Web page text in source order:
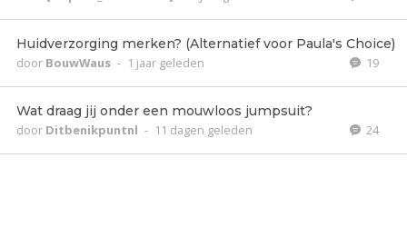
Huidverzorging merken? (Alternatief voor Paula's Choice)
door BouwWaus - 1 jaar geleden 19
Wat draag jij onder een mouwloos jumpsuit?
door Ditbenikpuntnl - 11 dagen geleden 24